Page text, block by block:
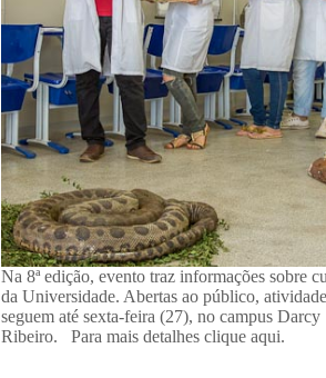
Na 8ª edição, evento traz informações sobre
da Universidade. Abertas ao público,
seguem até sexta-feira (27), no campus Darcy
Ribeiro. Para mais detalhes clique aqui.